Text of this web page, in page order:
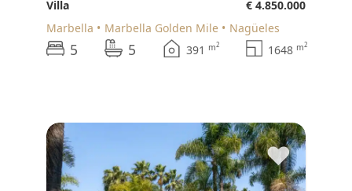
Villa
€ 4.850.000
Marbella
Marbella Golden Mile Nagüeles
5 5 391 m2 1648 m2
♥